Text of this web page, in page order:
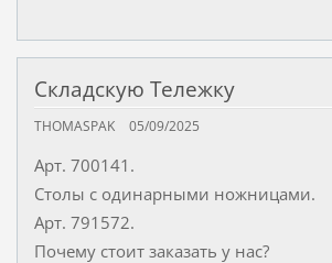
Складскую Тележку
THOMASPAK 05/09/2025
Арт. 700141.
Столы с одинарными ножницами.
Арт. 791572.
Почему стоит заказать у нас?